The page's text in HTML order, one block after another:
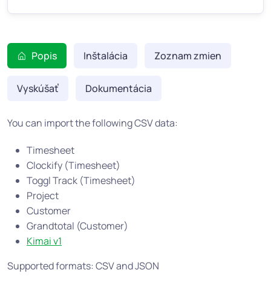
Popis Inštalácia Zoznam zmien
Vyskúšať Dokumentácia
You can import the following CSV data:
Timesheet
Clockify (Timesheet)
Toggl Track (Timesheet)
Project
Customer
Grandtotal (Customer)
Kimai v1
Supported formats: CSV and JSON